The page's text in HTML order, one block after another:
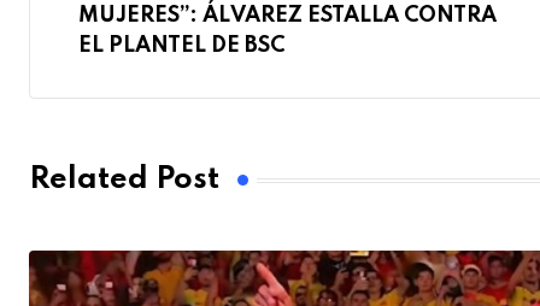
MUJERES”: ÁLVAREZ ESTALLA CONTRA
EL PLANTEL DE BSC
Related Post